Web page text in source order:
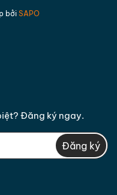
bởiSAPO
Đăng ký ngay.
Đăng ký